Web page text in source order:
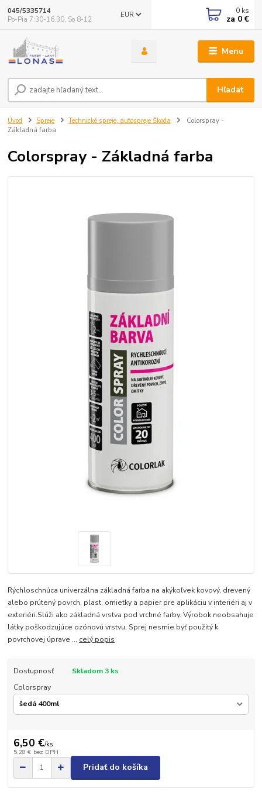
Menu
EUR
Hľadať
045/5335714
Po-Pia 7:30-16.30, So 8-12
0 ks
za 0 €
Úvod Spreje Technické spreje, autospreje Škoda
Colorspray -
Základná farba
Colorspray - Základná farba
Rýchloschnúca univerzálna základná farba na akýkoľvek kovový, drevený
alebo prútený povrch, plast, omietky a papier pre aplikáciu v interiéri aj v
exteriéri.Slúži ako základná vrstva pod vrchné farby. Výrobok neobsahuje
látky poškodzujúce ozónovú vrstvu, Sprej nesmie byť použitý k
povrchovej úprave ... celý popis
Dostupnosť
Skladom 3 ks
Colorspray
6,50 €/ks
5,28 € bez DPH
Pridať do košíka